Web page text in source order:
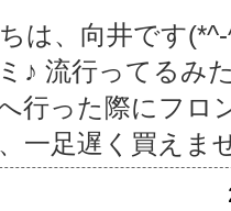
は、向井です
♪ 流行ってるみ
行った際にフロ
一足遅く買えま